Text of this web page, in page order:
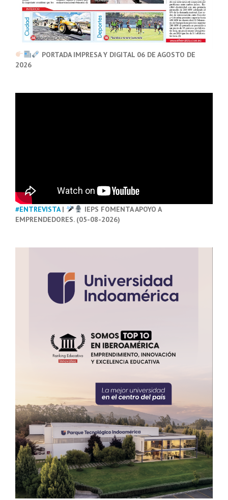
PORTADA IMPRESA Y DIGITAL 06 DE AGOSTO DE
2026
#ENTREVISTA|
IEPS FOMENTA APOYO A
EMPRENDEDORES. (05-08-2026)